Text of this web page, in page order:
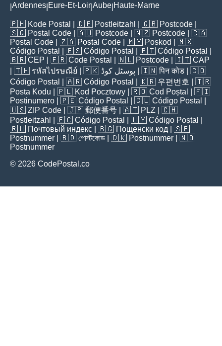
Ardennes Eure-Et-Loir Aube Haute-Marne
🇵🇭 Kode Postal | 🇩🇪 Postleitzahl | 🇬🇧 Postcode
🇸🇬 Postal Code | 🇦🇺 Postcode | 🇳🇿 Postcode | 🇨🇦
Postal Code | 🇿🇦 Postal Code | 🇲🇾 Poskod
| 🇲🇽
Código Postal
| 🇪🇸 Código Postal | 🇵🇹 Código Postal
🇧🇷 CEP | 🇫🇷 Code Postal | 🇳🇱 Postcode | 🇮🇹 CAP
| 🇹🇭 รหัสไปรษณีย์ | 🇵🇰 پوسٹل کوڈ | 🇮🇳पिन कोड | 🇨🇴
Código Postal
| 🇦🇷 Código Postal | 🇰🇷 우편번호
| 🇹🇷
Posta Kodu | 🇵🇱 Kod Pocztowy | 🇷🇴 Cod Poștal
| 🇫🇮
Postinumero | 🇵🇪 Código Postal | 🇨🇱 Código Postal
🇺🇸 ZIP Code | 🇯🇵 郵便番号 | 🇦🇹 PLZ | 🇨🇭
Postleitzahl
| 🇪🇨 Código Postal | 🇺🇾 Código Postal
🇷🇺 Почтовый индекс | 🇧🇬 Пощенски код | 🇸🇪
Postnummer | 🇧🇩 পোস্টকোড | 🇩🇰 Postnummer | 🇳🇴
Postnummer
© 2026 CodePostal.co